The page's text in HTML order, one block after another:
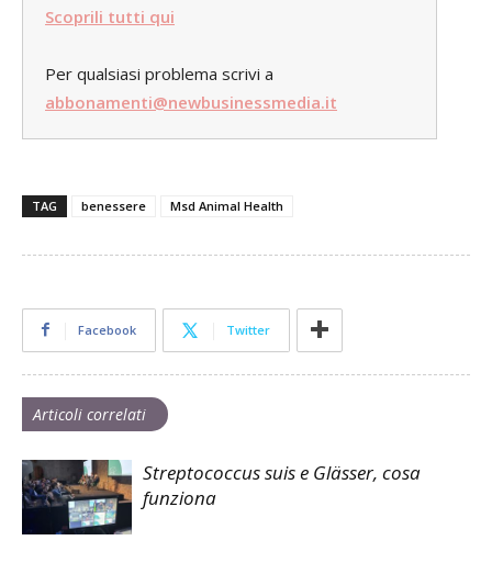
Scoprili tutti qui
Per qualsiasi problema scrivi a
abbonamenti@newbusinessmedia.it
TAG benessere Msd Animal Health
Facebook Twitter
Articoli correlati
Streptococcus suis e Glässer, cosa
funziona